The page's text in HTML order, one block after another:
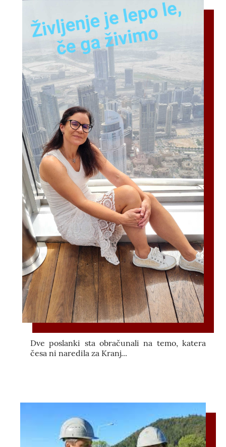
Dve poslanki sta obračunali na temo, katera
česa ni naredila za Kranj...